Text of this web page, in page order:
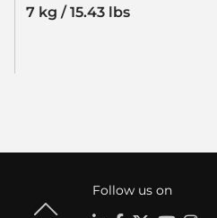
7 kg / 15.43 lbs
Follow us on